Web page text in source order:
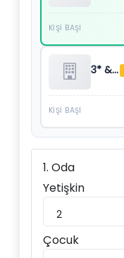
KIŞI BAŞI
3* & 4* Oteller Vb.
KIŞI BAŞI
1. Oda
Yetişkin
2
Çocuk